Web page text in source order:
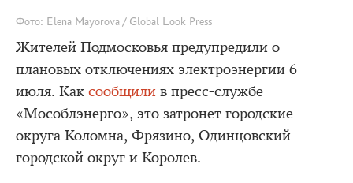
Фото: Elena Mayorova / Global Look Press
Жителей Подмосковья предупредили о
плановых отключениях электроэнергии 6
июля. Как сообщили в пресс-службе
«Мособлэнерго», это затронет городские
округа Коломна, Фрязино, Одинцовский
городской округ и Королев.